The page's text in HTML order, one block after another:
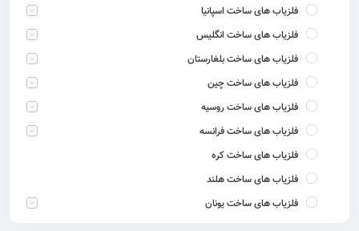
فلزیاب های ساخت اسپانیا
فلزیاب های ساخت انگلیس
فلزیاب های ساخت بلغارستان
فلزیاب های ساخت چین
فلزیاب های ساخت روسیه
فلزیاب های ساخت فرانسه
فلزیاب های ساخت کره
فلزیاب های ساخت هلند
فلزیاب های ساخت یونان